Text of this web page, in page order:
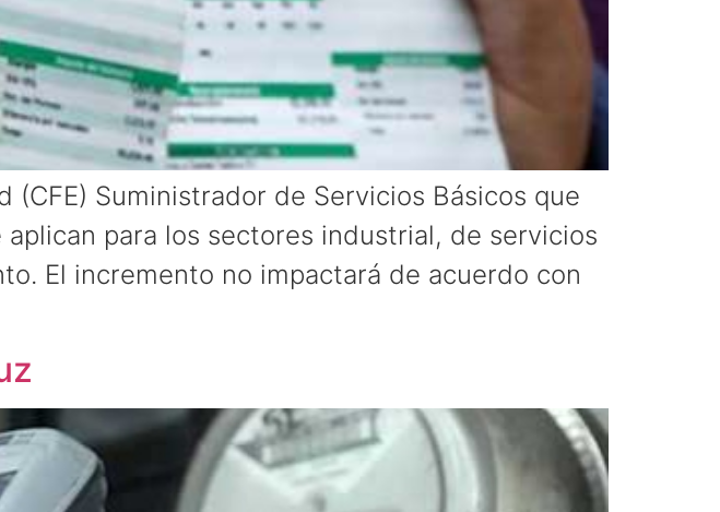
(CFE) Suministrador de Servicios Básicos que
para los sectores industrial, de servicios
El incremento no impactará de acuerdo con